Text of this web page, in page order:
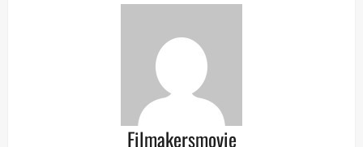
Filmakersmovie